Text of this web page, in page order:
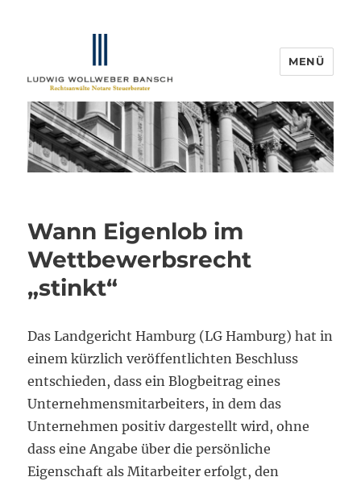
IP-Blogger.de
MENÜ
Wann Eigenlob im
Wettbewerbsrecht
„stinkt“
Das Landgericht Hamburg (LG Hamburg) hat in
einem kürzlich veröffentlichten Beschluss
entschieden, dass ein Blogbeitrag eines
Unternehmensmitarbeiters, in dem das
Unternehmen positiv dargestellt wird, ohne
dass eine Angabe über die persönliche
Eigenschaft als Mitarbeiter erfolgt, den